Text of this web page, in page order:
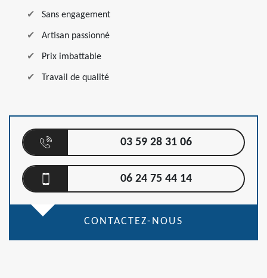
Sans engagement
Artisan passionné
Prix imbattable
Travail de qualité
03 59 28 31 06
06 24 75 44 14
CONTACTEZ-NOUS